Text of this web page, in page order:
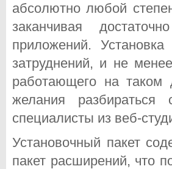
абсолютно любой
заканчивая
приложений.
затруднений, и не
работающего на
желания
специалисты из веб-
Установочный пакет
пакет расширений, что